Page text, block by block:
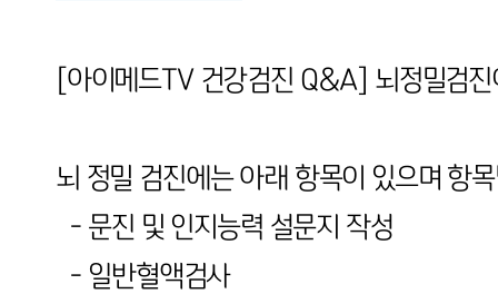
[아이메드TV 건강검진 Q&A] 뇌정밀검
뇌 정밀 검진에는 아래 항목이 있으며 항
- 문진 및 인지능력 설문지 작성
- 일반혈액검사